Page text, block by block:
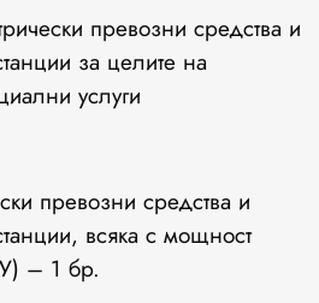
превозни средства и
за целите на
услуги
превозни средства и
всяка с мощност
– 1 бр.